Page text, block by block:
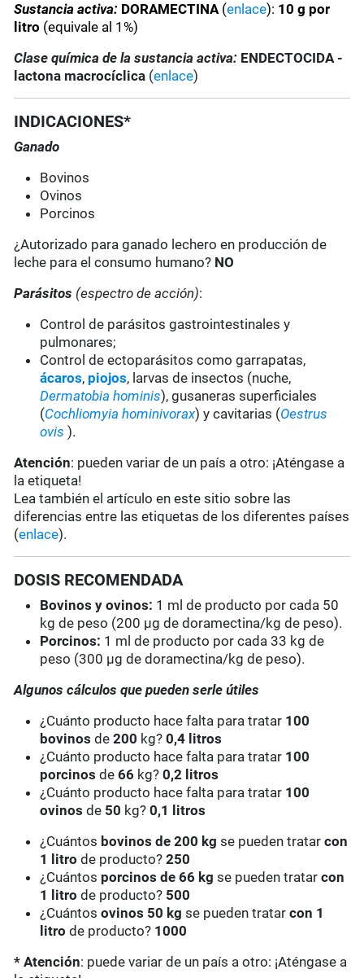
Sustancia activa: DORAMECTINA (enlace): 10 g por
litro (equivale al 1%)
Clase química de la sustancia activa: ENDECTOCIDA -
lactona macrocíclica (enlace)
INDICACIONES*
Ganado
Bovinos
Ovinos
Porcinos
¿Autorizado para ganado lechero en producción de
leche para el consumo humano? NO
Parásitos (espectro de acción):
Control de parásitos gastrointestinales y
pulmonares;
Control de ectoparásitos como garrapatas,
ácaros, piojos, larvas de insectos (nuche,
Dermatobia hominis), gusaneras superficiales
(Cochliomyia hominivorax) y cavitarias (Oestrus
ovis).
Atención: pueden variar de un país a otro: ¡Aténgase a
la etiqueta!
Lea también el artículo en este sitio sobre las
diferencias entre las etiquetas de los diferentes países
(enlace).
DOSIS RECOMENDADA
Bovinos y ovinos: 1 ml de producto por cada 50
kg de peso (200 µg de doramectina/kg de peso).
Porcinos: 1 ml de producto por cada 33 kg de
peso (300 µg de doramectina/kg de peso).
Algunos cálculos que pueden serle útiles
¿Cuánto producto hace falta para tratar 100
bovinosde200 kg?0,4 litros
¿Cuánto producto hace falta para tratar 100
porcinosde66 kg?0,2 litros
¿Cuánto producto hace falta para tratar 100
ovinosde 50 kg?0,1 litros
¿Cuántos bovinos de 200 kg se pueden tratarcon
1 litro de producto?250
¿Cuántos porcinos de 66 kg se pueden tratarcon
1 litro de producto? 500
¿Cuántosovinos 50 kg se pueden tratarcon 1
litro de producto? 1000
* Atención: puede variar de un país a otro: ¡Aténgase a